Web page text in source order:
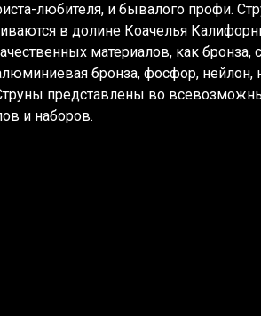
любителя, и бывалого профи.
в долине Коачелья
материалов, как бронза,
бронза, фосфор,
представлены во
и наборов.